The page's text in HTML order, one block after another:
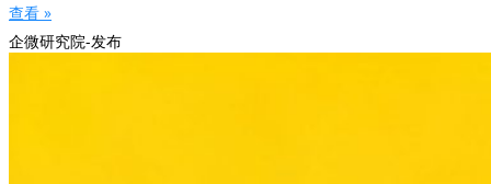
查看 »
企微研究院-发布